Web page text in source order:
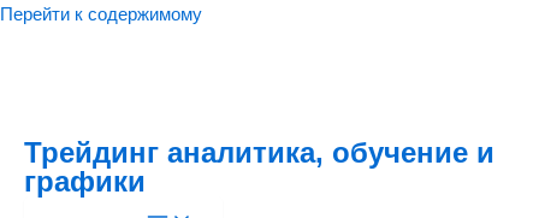
Перейти к содержимому
Трейдинг аналитика, обучение и
графики